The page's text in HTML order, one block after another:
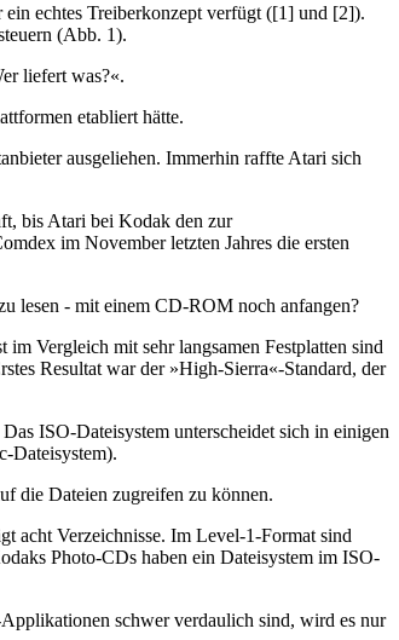
echtes Treiberkonzept verfügt ([1] und [2]).
(Abb. 1).
liefert was?«.
etabliert hätte.
ausgeliehen. Immerhin raffte Atari sich
bis Atari bei Kodak den zur
im November letzten Jahres die ersten
lesen - mit einem CD-ROM noch anfangen?
Vergleich mit sehr langsamen Festplatten sind
Resultat war der »High-Sierra«-Standard, der
ISO-Dateisystem unterscheidet sich in einigen
Dateisystem).
die Dateien zugreifen zu können.
acht Verzeichnisse. Im Level-1-Format sind
Photo-CDs haben ein Dateisystem im ISO-
schwer verdaulich sind, wird es nur